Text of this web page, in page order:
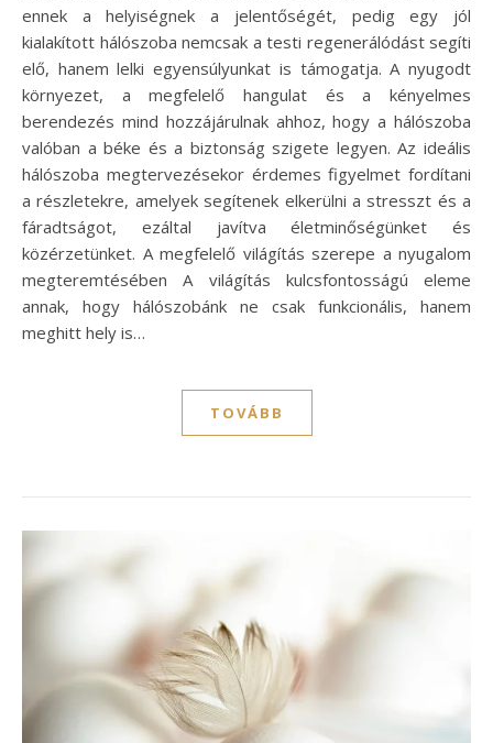
ennek a helyiségnek a jelentőségét, pedig egy jól
kialakított hálószoba nemcsak a testi regenerálódást segíti
elő, hanem lelki egyensúlyunkat is támogatja. A nyugodt
környezet, a megfelelő hangulat és a kényelmes
berendezés mind hozzájárulnak ahhoz, hogy a hálószoba
valóban a béke és a biztonság szigete legyen. Az ideális
hálószoba megtervezésekor érdemes figyelmet fordítani
a részletekre, amelyek segítenek elkerülni a stresszt és a
fáradtságot, ezáltal javítva életminőségünket és
közérzetünket. A megfelelő világítás szerepe a nyugalom
megteremtésében A világítás kulcsfontosságú eleme
annak, hogy hálószobánk ne csak funkcionális, hanem
meghitt hely is…
TOVÁBB